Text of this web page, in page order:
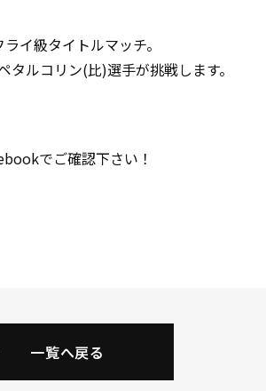
イ級タイトルマッチ。
ルコリン(比)選手が挑戦します。
でご確認下さい！
一覧へ戻る